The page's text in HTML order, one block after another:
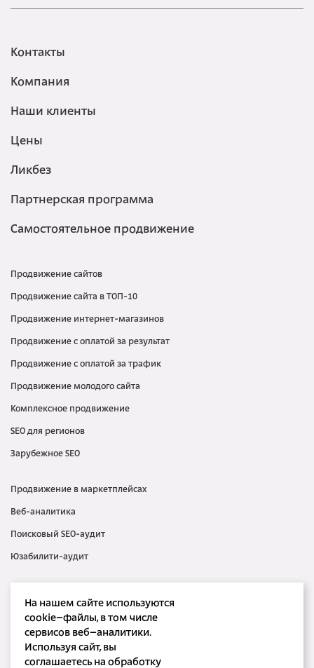
Контакты
Компания
Наши клиенты
Цены
Ликбез
Партнерская программа
Самостоятельное продвижение
Продвижение сайтов
Продвижение сайта в ТОП-10
Продвижение интернет-магазинов
Продвижение с оплатой за результат
Продвижение с оплатой за трафик
Продвижение молодого сайта
Комплексное продвижение
SEO для регионов
Зарубежное SEO
Продвижение в маркетплейсах
Веб-аналитика
Поисковый SEO-аудит
Юзабилити-аудит
Медийная реклама
SMM
SERM
На нашем сайте используются
cookie–файлы, в том числе
сервисов веб–аналитики.
Используя сайт, вы
соглашаетесь на обработку